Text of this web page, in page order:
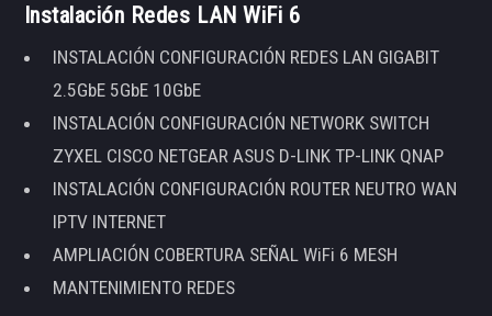
Instalación Redes LAN WiFi 6
INSTALACIÓN CONFIGURACIÓN REDES LAN GIGABIT
2.5GbE 5GbE 10GbE
INSTALACIÓN CONFIGURACIÓN NETWORK SWITCH
ZYXEL CISCO NETGEAR ASUS D-LINK TP-LINK QNAP
INSTALACIÓN CONFIGURACIÓN ROUTER NEUTRO WAN
IPTV INTERNET
AMPLIACIÓN COBERTURA SEÑAL WiFi 6 MESH
MANTENIMIENTO REDES